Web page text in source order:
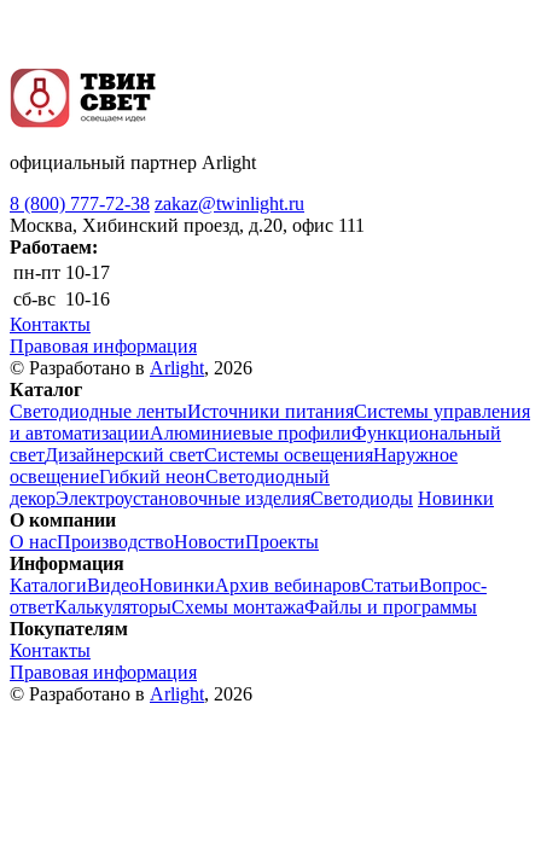
официальный партнер Arlight
8 (800) 777-72-38 zakaz@twinlight.ru
Москва, Хибинский проезд, д.20, офис 111
Работаем:
пн-пт 10-17
сб-вс 10-16
Контакты
Правовая информация
© Разработано в Arlight, 2026
Каталог
Светодиодные лентыИсточники питанияСистемы управления
и автоматизацииАлюминиевые профилиФункциональный
светДизайнерский светСистемы освещенияНаружное
освещениеГибкий неонСветодиодный
декорЭлектроустановочные изделияСветодиоды Новинки
О компании
О насПроизводствоНовостиПроекты
Информация
КаталогиВидеоНовинкиАрхив вебинаровСтатьиВопрос-
ответКалькуляторыСхемы монтажаФайлы и программы
Покупателям
Контакты
Правовая информация
© Разработано в Arlight, 2026